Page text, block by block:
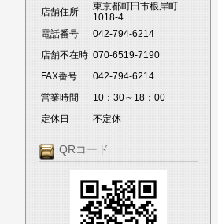
店舗住所
東京都町田市根岸町
1018-4
電話番号
042-794-6214
店舗不在時 070-6519-7190
FAX番号
042-794-6214
営業時間
10：30～18：00
定休日
不定休
QRコード